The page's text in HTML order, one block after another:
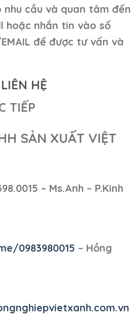
nhu cầu và quan tâm đến
hoặc nhắn tin vào số
để được tư vấn và
HỆ
TIẾP
SẢN XUẤT VIỆT
– Ms.Anh – P.Kinh
0983980015 – Hồng